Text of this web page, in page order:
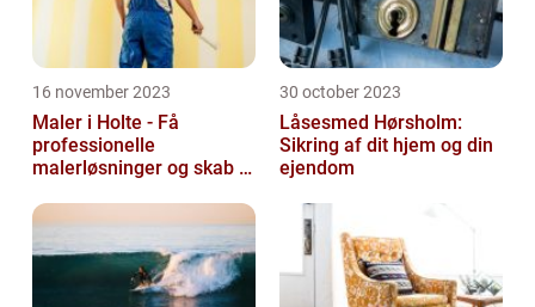
16 november 2023
Maler i Holte - Få
professionelle
malerløsninger og skab et
30 october 2023
Låsesmed Hørsholm:
Sikring af dit hjem og din
ejendom